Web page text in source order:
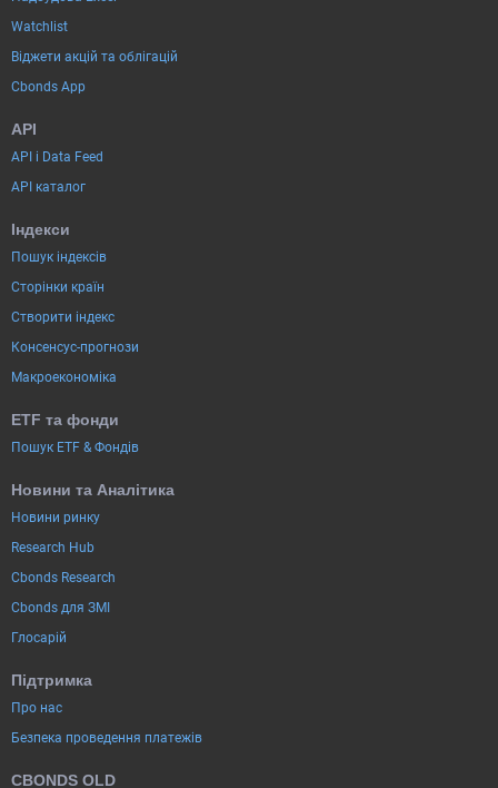
Watchlist
Віджети акцій та облігацій
Cbonds App
API
API і Data Feed
API каталог
Індекси
Пошук індексів
Сторінки країн
Створити індекс
Консенсус-прогнози
Макроекономіка
ETF та фонди
Пошук ETF & Фондів
Новини та Аналітика
Новини ринку
Research Hub
Cbonds Research
Cbonds для ЗМІ
Глосарій
Підтримка
Про нас
Безпека проведення платежів
CBONDS OLD